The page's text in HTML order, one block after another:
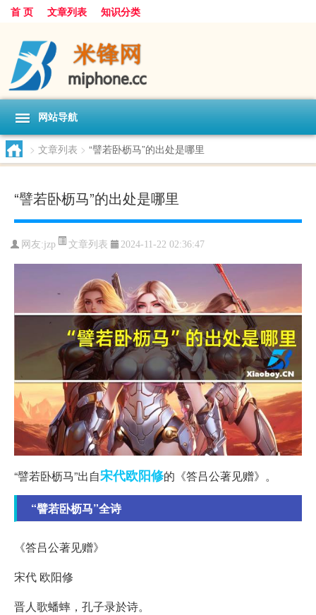
首 页 文章列表 知识分类
网站导航
> 文章列表 > “譬若卧枥马”的出处是哪里
“譬若卧枥马”的出处是哪里
网友:jzp 文章列表 2024-11-22 02:36:47
“譬若卧枥马”出自宋代欧阳修的《答吕公著见赠》。
“譬若卧枥马”全诗
《答吕公著见赠》
宋代 欧阳修
晋人歌蟠蟀，孔子录於诗。